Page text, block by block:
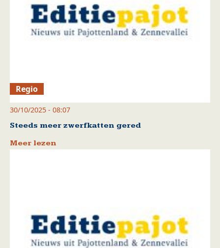
Regio
30/10/2025 - 08:07
Steeds meer zwerfkatten gered
Meer lezen